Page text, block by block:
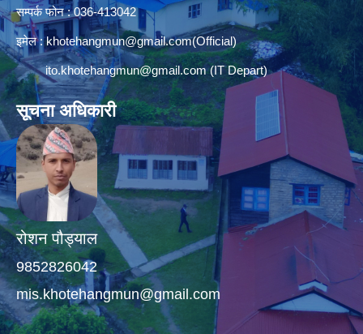
सम्पर्क फोन : 036-413042
इमेल :khotehangmun@gmail.com(Official)
ito.khotehangmun@gmail.com(IT Depart)
सूचना अधिकारी
रोशन पौड्याल
9852826042
mis.khotehangmun@gmail.com